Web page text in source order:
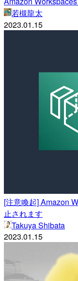
若槻龍太
2023.01.15
[注意喚起] Amazon
止されます
Takuya Shibata
2023.01.15